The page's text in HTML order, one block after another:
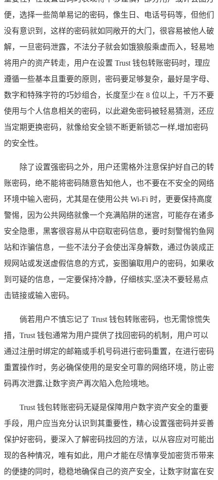
便，选择一些简单易记的密码，像生日、电话号码等，但他们
没有意识到，这样的密码就如同敞开的大门，很容易被他人破
解，一旦密码泄露，不法分子就会如饿狼般乘虚而入，轻易地
将用户的资产转走，用户在设置 Trust 钱包转账密码时，理应
遵循一些基本且重要的原则，密码要足够复杂，最好是字母、
数字和特殊字符的巧妙组合，长度至少在 8 位以上，千万不要
使用与个人信息相关的密码，以此避免密码被轻易猜测，还应
当定期更换密码，就像给安全锁不断更新锁芯一样,增加密码
的安全性。
除了设置强密码之外，用户还需格外注意保护好自己的转
账密码，绝不能将密码随意告知他人，也不要在不安全的网络
环境中输入密码，尤其是在使用公共 Wi-Fi 时，更要保持高度
警惕，因为公共网络就像一个充满陷阱的迷宫，可能存在诸多
安全隐患，黑客很容易从中窃取密码信息，要时刻警惕钓鱼网
站和诈骗信息，一些不法分子会使出浑身解数，通过伪装成正
规网站或发送虚假信息的方式，妄图骗取用户的密码，如果收
到可疑的信息，一定要保持冷静，仔细核实,坚决不要轻易点
击链接或输入密码。
倘若用户不慎忘记了 Trust 钱包转账密码，也无需惊慌失
措，Trust 钱包通常为用户提供了找回密码的机制，用户可以
通过注册时绑定的邮箱或手机号码进行密码重置，在进行密码
重置操作时，务必确保使用的是安全可靠的网络环境，防止密
码再次泄露,让数字资产再次陷入危险境地。
Trust 钱包转账密码无疑是保障用户数字资产安全的重要
手段，用户应当充分认识到其重要性，精心设置强密码并妥善
保护好密码，要深入了解密码找回的方法，以从容应对可能出
现的各种情况，唯有如此，用户才能在尽情享受加密货币带来
的便捷的同时，稳稳地确保自己的资产安全，让数字财富在安